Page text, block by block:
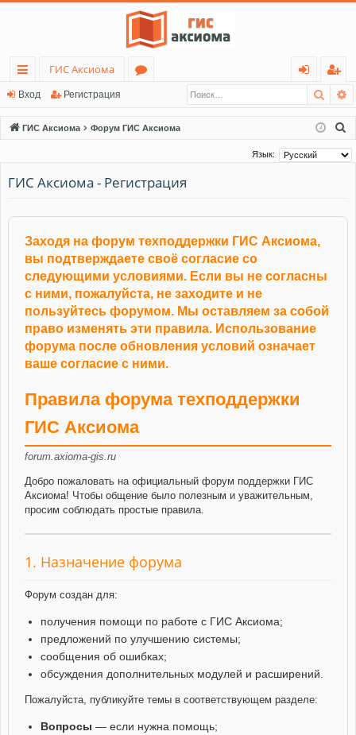
с
ы
лк
ГИС Аксиома
ру
м
д
ег
ис
тр
Вход Регистрация
ГИС Аксиома Форум ГИС Аксиома
и
Язык:
ГИС Аксиома - Регистрация
Заходя на форум техподдержки ГИС Аксиома,
вы подтверждаете своё согласие со
следующими условиями. Если вы не согласны
с ними, пожалуйста, не заходите и не
пользуйтесь форумом. Мы оставляем за собой
право изменять эти правила. Использование
форума после обновления условий означает
ваше согласие с ними.
Правила форума техподдержки
ГИС Аксиома
forum.axioma-gis.ru
Добро пожаловать на официальный форум поддержки ГИС
Аксиома! Чтобы общение было полезным и уважительным,
просим соблюдать простые правила.
1. Назначение форума
Форум создан для:
получения помощи по работе с ГИС Аксиома;
предложений по улучшению системы;
сообщения об ошибках;
обсуждения дополнительных модулей и расширений.
Пожалуйста, публикуйте темы в соответствующем разделе:
Вопросы — если нужна помощь;